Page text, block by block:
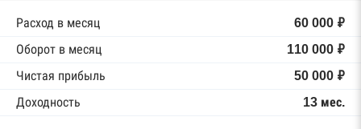
Расход в месяц
60 000 ₽
Оборот в месяц
110 000 ₽
Чистая прибыль
50 000 ₽
Доходность
13 мес.